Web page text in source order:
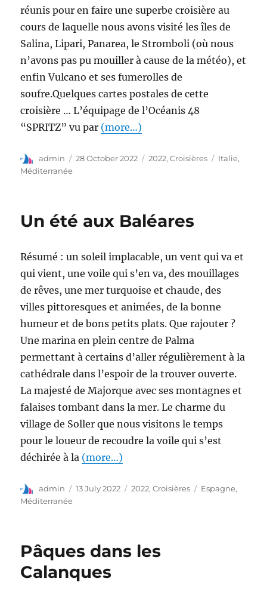
réunis pour en faire une superbe croisière au
cours de laquelle nous avons visité les îles de
Salina, Lipari, Panarea, le Stromboli (où nous
n’avons pas pu mouiller à cause de la météo), et
enfin Vulcano et ses fumerolles de
soufre.Quelques cartes postales de cette
croisière … L’équipage de l’Océanis 48
“SPRITZ” vu par (more…)
admin 28 October 2022 2022,Croisières Italie,
Méditerranée
Un été aux Baléares
Résumé : un soleil implacable, un vent qui va et
qui vient, une voile qui s’en va, des mouillages
de rêves, une mer turquoise et chaude, des
villes pittoresques et animées, de la bonne
humeur et de bons petits plats. Que rajouter ?
Une marina en plein centre de Palma
permettant à certains d’aller régulièrement à la
cathédrale dans l’espoir de la trouver ouverte.
La majesté de Majorque avec ses montagnes et
falaises tombant dans la mer. Le charme du
village de Soller que nous visitons le temps
pour le loueur de recoudre la voile qui s’est
déchirée à la (more…)
admin 13 July 2022 2022,Croisières Espagne,
Méditerranée
Pâques dans les
Calanques